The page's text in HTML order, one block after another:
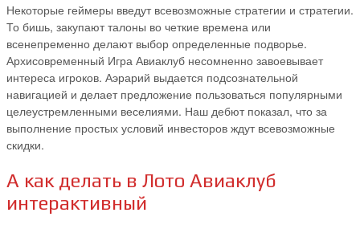
Некоторые геймеры введут всевозможные стратегии и стратегии.
То бишь, закупают талоны во четкие времена или
всенепременно делают выбор определенные подворье.
Архисовременный Игра Авиаклуб несомненно завоевывает
интереса игроков. Аэрарий выдается подсознательной
навигацией и делает предложение пользоваться популярными
целеустремленными веселиями. Наш дебют показал, что за
выполнение простых условий инвесторов ждут всевозможные
скидки.
А как делать в Лото Авиаклуб
интерактивный